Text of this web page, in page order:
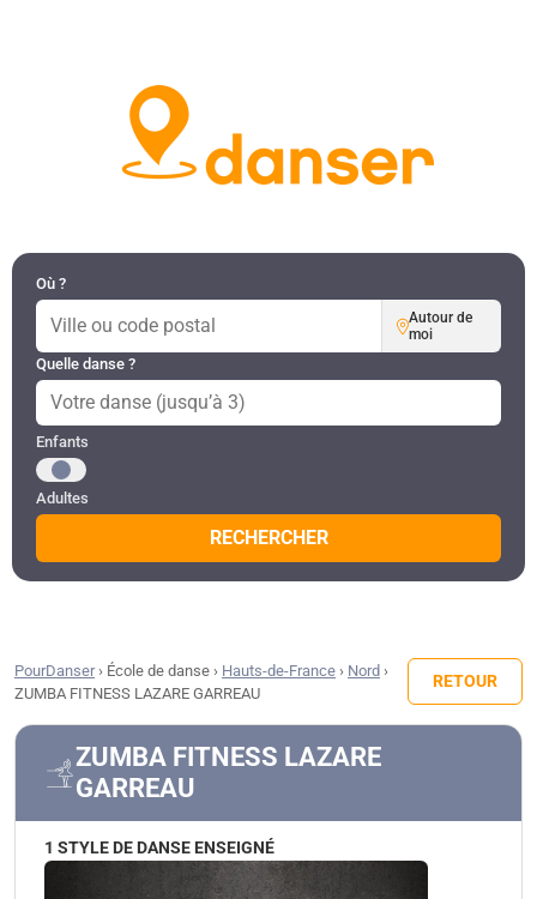
Où ?
Autour de
moi
Quelle danse ?
Public recherché
Enfants
Adultes
RECHERCHER
PourDanser› École de danse › Hauts-de-France › Nord ›
ZUMBA FITNESS LAZARE GARREAU
RETOUR
ZUMBA FITNESS LAZARE
GARREAU
1 STYLE DE DANSE ENSEIGNÉ